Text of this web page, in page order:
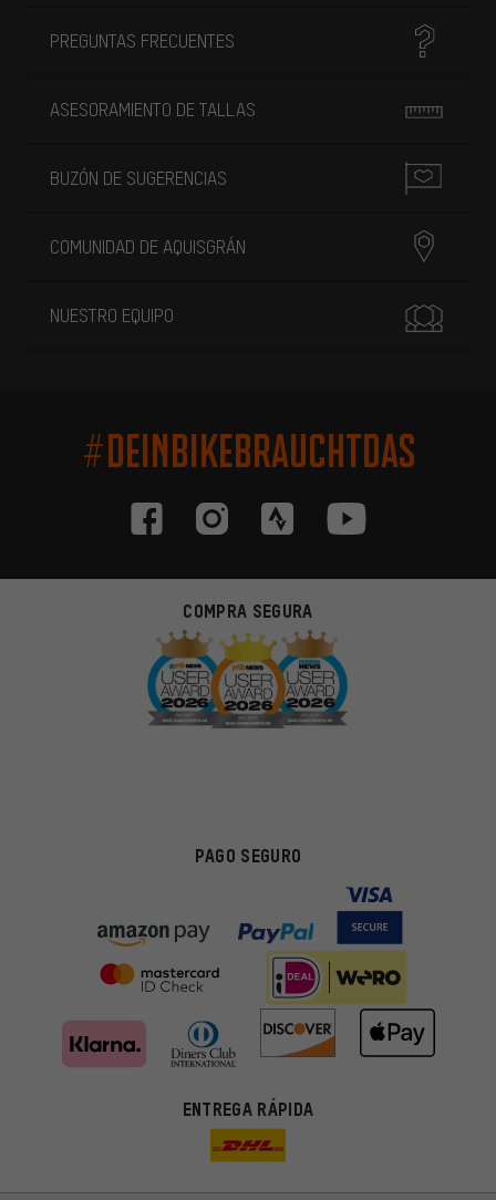
PREGUNTAS FRECUENTES
ASESORAMIENTO DE TALLAS
BUZÓN DE SUGERENCIAS
COMUNIDAD DE AQUISGRÁN
NUESTRO EQUIPO
#DEINBIKEBRAUCHTDAS
COMPRA SEGURA
PAGO SEGURO
ENTREGA RÁPIDA